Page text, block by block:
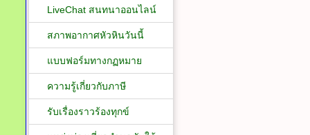
LiveChat สนทนาออนไลน์
สภาพอากาศหัวหินวันนี้
แบบฟอร์มทางกฏหมาย
ความรู้เกี่ยวกับภาษี
รับเรื่องราวร้องทุกข์